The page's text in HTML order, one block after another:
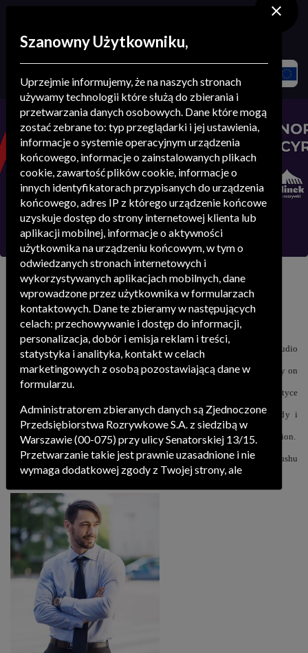
menedżerów
Jury konkursu
Michał Derlicki - Kaskader filmowy i teatralny. Aktor/ Artysta Teatru Studio
Buffo w Warszawie. Solista w międzynarodowej rewii na lodzie „Holiday on
Ice” w spektaklu „TIME” / jako „speciality performer” w akrobatyce
powietrznej na pasach. Reżyser opraw artystycznych, pokazów mody i
innych wydarzeń artystycznych w Nashi Art Entertaiment Production.
Akrobatyką powietrzną zajmuje się od 2012 roku, instruktor wushu
Szanowny Użytkowniku,
Uprzejmie informujemy, że na naszych stronach
używamy technologii które służą do zbierania i
przetwarzania danych osobowych. Dane które mogą
zostać zebrane to: typ przeglądarki i jej ustawienia,
informacje o systemie operacyjnym urządzenia
końcowego, informacje o zainstalowanych plikach
cookie, zawartość plików cookie, informacje o
innych identyfikatorach przypisanych do urządzenia
końcowego, adres IP z którego urządzenie końcowe
uzyskuje dostęp do strony internetowej klienta lub
aplikacji mobilnej, informacje o aktywności
użytkownika na urządzeniu końcowym, w tym o
odwiedzanych stronach internetowych i
wykorzystywanych aplikacjach mobilnych, dane
wprowadzone przez użytkownika w formularzach
kontaktowych. Dane te zbieramy w następujących
celach: przechowywanie i dostęp do informacji,
personalizacja, dobór i emisja reklam i treści,
statystyka i analityka, kontakt w celach
marketingowych z osobą pozostawiającą dane w
formularzu.
Administratorem zbieranych danych są Zjednoczone
Przedsiębiorstwa Rozrywkowe S.A. z siedzibą w
Warszawie (00-075) przy ulicy Senatorskiej 13/15.
Przetwarzanie takie jest prawnie uzasadnione i nie
wymaga dodatkowej zgody z Twojej strony, ale
zdecydujesz inaczej, dokonując stosownych zmian
ustawień w Twojej przeglądarce Zjednoczone
Przedsiębiorstwa Rozrywkowe S.A. będą również
instalować na Twoich urządzeniach pliki cookies i
podobne oraz odczytywać informacje z takich
plików.
Pragniemy zapoznać Cię ze szczegółami
stosowanych przez nas technologii oraz z
obowiązującymi przepisami, tak aby dać Ci pełną
wiedzę i komfort w korzystaniu z naszych serwisów